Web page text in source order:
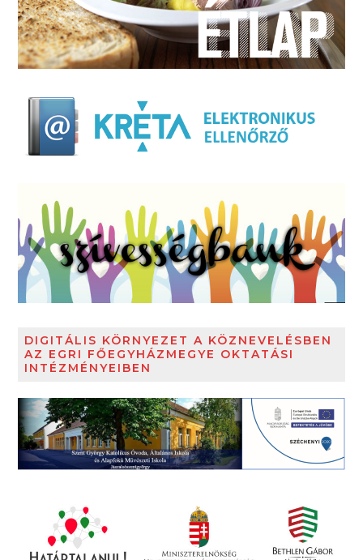
DIGITÁLIS KÖRNYEZET A KÖZNEVELÉSBEN
AZ EGRI FŐEGYHÁZMEGYE OKTATÁSI
INTÉZMÉNYEIBEN